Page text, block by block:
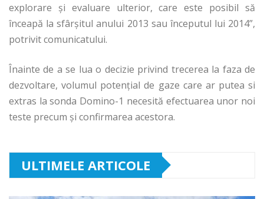
explorare şi evaluare ulterior, care este posibil să
înceapă la sfârşitul anului 2013 sau începutul lui 2014”,
potrivit comunicatului.
Înainte de a se lua o decizie privind trecerea la faza de
dezvoltare, volumul potențial de gaze care ar putea si
extras la sonda Domino-1 necesită efectuarea unor noi
teste precum și confirmarea acestora.
ULTIMELE ARTICOLE